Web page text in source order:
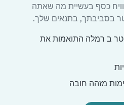
כסף בעשיית מה שאתה
בסביבתך, בתנאים שלך.
ב רמלה התואמות את
מזהה חובה